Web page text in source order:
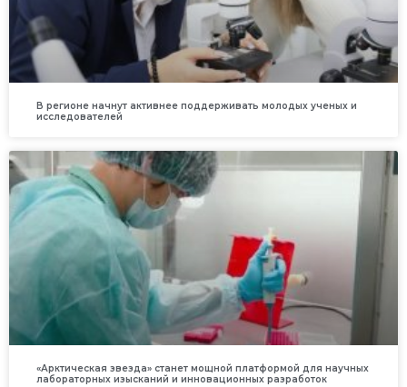
В регионе начнут активнее поддерживать молодых ученых и
исследователей
«Арктическая звезда» станет мощной платформой для научных
лабораторных изысканий и инновационных разработок